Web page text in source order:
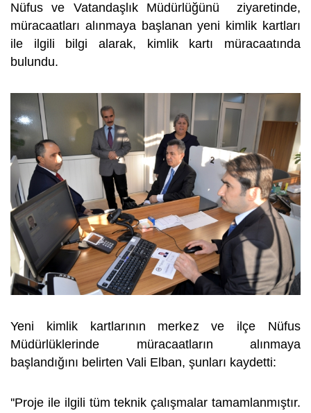
Nüfus ve Vatandaşlık Müdürlüğünü ziyaretinde,
müracaatları alınmaya başlanan yeni kimlik kartları
ile ilgili bilgi alarak, kimlik kartı müracaatında
bulundu.
Yeni kimlik kartlarının merkez ve ilçe Nüfus
Müdürlüklerinde müracaatların alınmaya
başlandığını belirten Vali Elban, şunları kaydetti:
''Proje ile ilgili tüm teknik çalışmalar tamamlanmıştır.